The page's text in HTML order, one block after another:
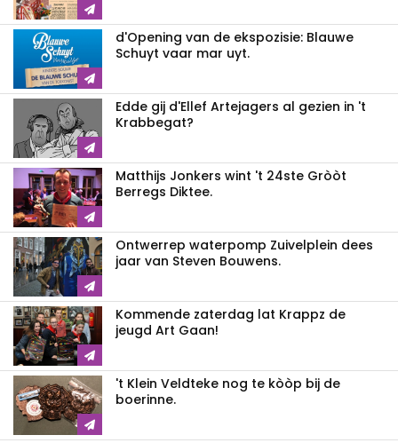
d'Opening van de ekspozisie: Blauwe
Schuyt vaar mar uyt.
Edde gij d'Ellef Artejagers al gezien in 't
Krabbegat?
Matthijs Jonkers wint 't 24ste Gròòt
Berregs Diktee.
Ontwerrep waterpomp Zuivelplein dees
jaar van Steven Bouwens.
Kommende zaterdag lat Krappz de
jeugd Art Gaan!
't Klein Veldteke nog te kòòp bij de
boerinne.